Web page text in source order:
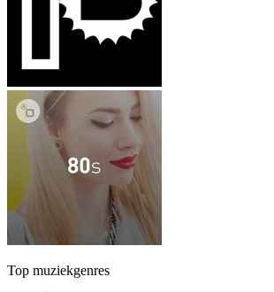
Top muziekgenres